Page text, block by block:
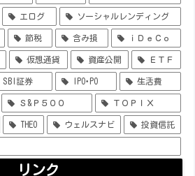
エログ ソーシャルレンディング
節税 含み損 ｉＤｅＣｏ
仮想通貨 資産公開 ＥＴＦ
SBI証券 IPO･PO 生活費
Ｓ&Ｐ５００ ＴＯＰＩＸ
THEO ウェルスナビ 投資信託
リンク